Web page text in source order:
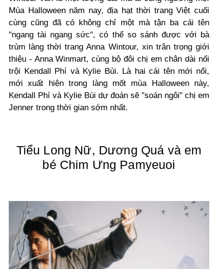
Mùa Halloween năm nay, địa hạt thời trang Việt cuối
cùng cũng đã có không chỉ một mà tận ba cái tên
"ngang tài ngang sức", có thể so sánh được với bà
trùm làng thời trang Anna Wintour, xin trân trọng giới
thiệu - Anna Winmart, cùng bộ đôi chị em chân dài nổi
trội Kendall Phí và Kylie Bùi. Là hai cái tên mới nổi,
mới xuất hiện trong làng mốt mùa Halloween này,
Kendall Phí và Kylie Bùi dự đoán sẽ "soán ngôi" chị em
Jenner trong thời gian sớm nhất.
Tiểu Long Nữ, Dương Quá và em
bé Chim Ưng Pamyeuoi